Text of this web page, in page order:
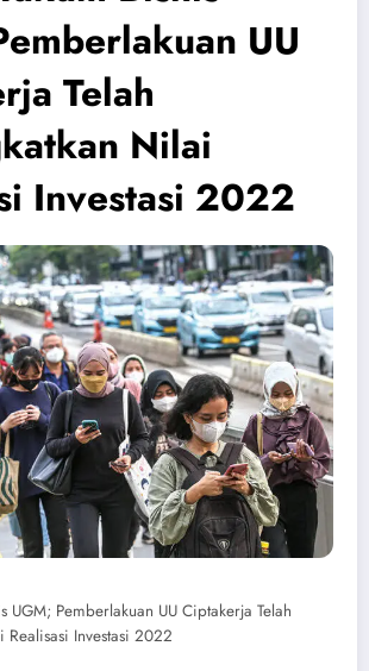
UU
Telah
Nilai
Investasi 2022
UGM; Pemberlakuan UU Ciptakerja Telah
Investasi 2022